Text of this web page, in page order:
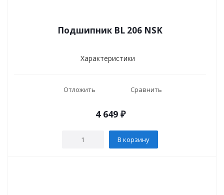
Подшипник BL 206 NSK
Характеристики
Отложить Сравнить
4 649₽
В корзину